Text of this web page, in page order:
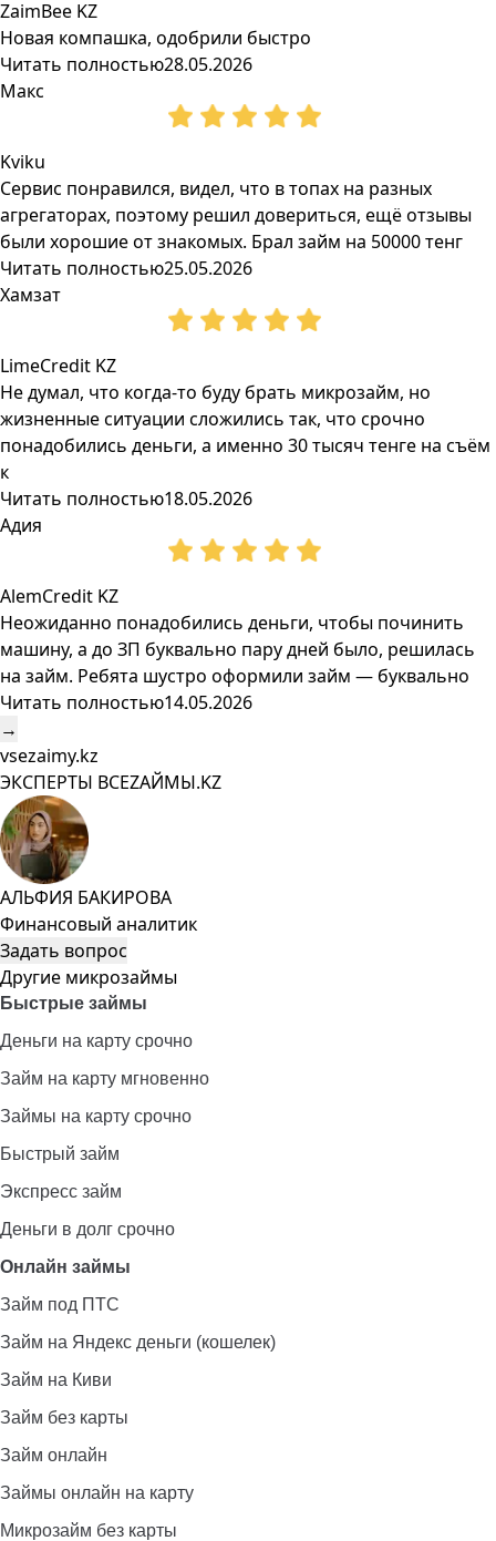
ZaimBee KZ
Новая компашка, одобрили быстро
Читать полностью28.05.2026
Макс
Kviku
Сервис понравился, видел, что в топах на разных
агрегаторах, поэтому решил довериться, ещё отзывы
были хорошие от знакомых. Брал займ на 50000 тенг
Читать полностью25.05.2026
Хамзат
LimeCredit KZ
Не думал, что когда-то буду брать микрозайм, но
жизненные ситуации сложились так, что срочно
понадобились деньги, а именно 30 тысяч тенге на съём
к
Читать полностью18.05.2026
Адия
AlemCredit KZ
Неожиданно понадобились деньги, чтобы починить
машину, а до ЗП буквально пару дней было, решилась
на займ. Ребята шустро оформили займ — буквально
Читать полностью14.05.2026
→
vsezaimy.kz
ЭКСПЕРТЫ ВСЕZAЙМЫ.KZ
АЛЬФИЯ БАКИРОВА
Финансовый аналитик
Задать вопрос
Другие микрозаймы
Быстрые займы
Деньги на карту срочно
Займ на карту мгновенно
Займы на карту срочно
Быстрый займ
Экспресс займ
Деньги в долг срочно
Онлайн займы
Займ под ПТС
Займ на Яндекс деньги (кошелек)
Займ на Киви
Займ без карты
Займ онлайн
Займы онлайн на карту
Микрозайм без карты